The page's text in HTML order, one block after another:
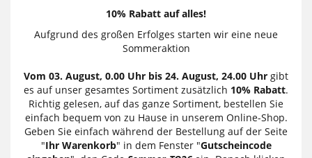
10% Rabatt auf alles!
Aufgrund des großen Erfolges starten wir eine neue
Sommeraktion
Vom 03. August, 0.00 Uhr bis 24. August, 24.00 Uhr gibt
es auf unser gesamtes Sortiment zusätzlich 10% Rabatt.
Richtig gelesen, auf das ganze Sortiment, bestellen Sie
einfach bequem von zu Hause in unserem Online-Shop.
Geben Sie einfach während der Bestellung auf der Seite
"Ihr Warenkorb" in dem Fenster "Gutscheincode